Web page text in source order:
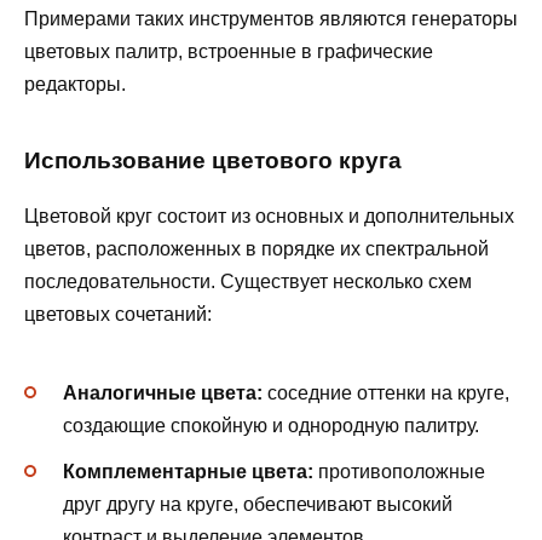
Примерами таких инструментов являются генераторы
цветовых палитр, встроенные в графические
редакторы.
Использование цветового круга
Цветовой круг состоит из основных и дополнительных
цветов, расположенных в порядке их спектральной
последовательности. Существует несколько схем
цветовых сочетаний:
Аналогичные цвета: соседние оттенки на круге,
создающие спокойную и однородную палитру.
Комплементарные цвета: противоположные
друг другу на круге, обеспечивают высокий